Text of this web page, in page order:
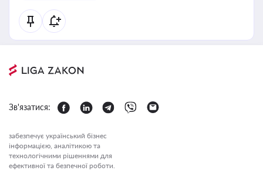
Зв'язатися:
забезпечує український бізнес
інформацією, аналітикою та
технологічними рішеннями для
ефективної та безпечної роботи.